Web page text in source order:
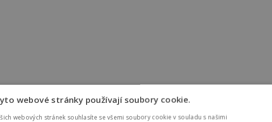
webové stránky používají soubory cookie.
webových stránek souhlasíte se všemi soubory cookie v souladu s našimi